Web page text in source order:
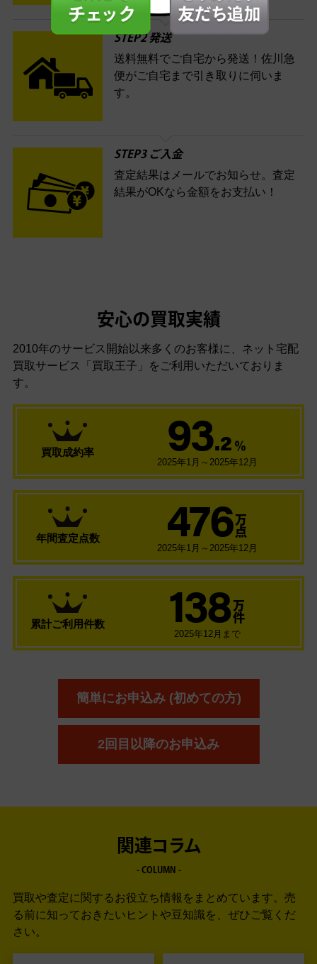
STEP2 発送
送料無料でご自宅から発送！佐川急
便がご自宅まで引き取りに伺いま
す。
STEP3 ご入金
査定結果はメールでお知らせ。査定
結果がOKなら金額をお支払い！
安心の買取実績
2010年のサービス開始以来多くのお客様に、 ネット宅配
買取サービス「買取王子」をご利用いただいておりま
す。
買取成約率 93.2 ％
2025年1月～2025年12月
年間査定点数 476 万
点
2025年1月～2025年12月
累計ご利用件数 138 万
件
2025年12月まで
簡単にお申込み (初めての方)
2回目以降のお申込み
関連コラム
- COLUMN -
買取や査定に関するお役立ち情報をまとめています。 売
る前に知っておきたいヒントや豆知識を、ぜひご覧くだ
さい。